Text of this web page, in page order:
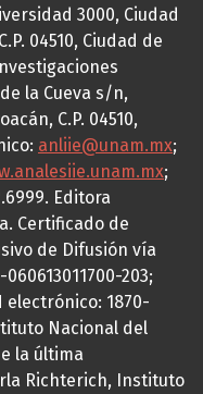
3000, Ciudad
04510, Ciudad de
la Cueva s/n,
C.P. 04510,
anliie@unam.mx;
;
Editora
Certificado de
de Difusión vía
203;
electrónico: 1870-
Nacional del
la última
Richterich, Instituto